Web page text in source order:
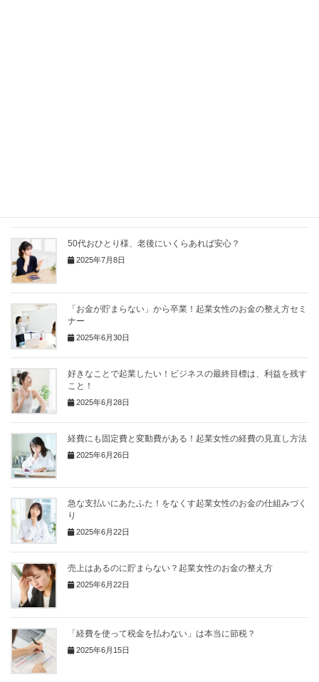
50代おひとり様、老後にいくらあれば安心？
2025年7月8日
「お金が貯まらない」から卒業！起業女性のお金の整え方セミ
ナー
2025年6月30日
好きなことで起業したい！ビジネスの最終目標は、利益を残す
こと！
2025年6月28日
経費にも固定費と変動費がある！起業女性の経費の見直し方法
2025年6月26日
急な支払いにあたふた！をなくす起業女性のお金の仕組みづく
り
2025年6月22日
売上はあるのに貯まらない？起業女性のお金の整え方
2025年6月22日
「経費を使って税金を払わない」は本当に節税？
2025年6月15日